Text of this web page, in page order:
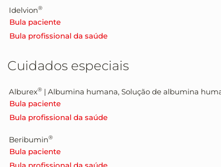
Idelvion®
Bula paciente
Bula profissional da saúde
Cuidados especiais
Alburex® | Albumina humana, Solução de albumina
Bula paciente
Bula profissional da saúde
Beribumin®
Bula paciente
Bula profissional da saúde